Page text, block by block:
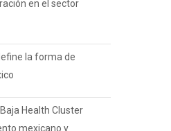
en el sector
la forma de
Health Cluster
mexicano y